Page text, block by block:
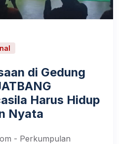
di Gedung
Harus Hidup
Nyata
- Perkumpulan